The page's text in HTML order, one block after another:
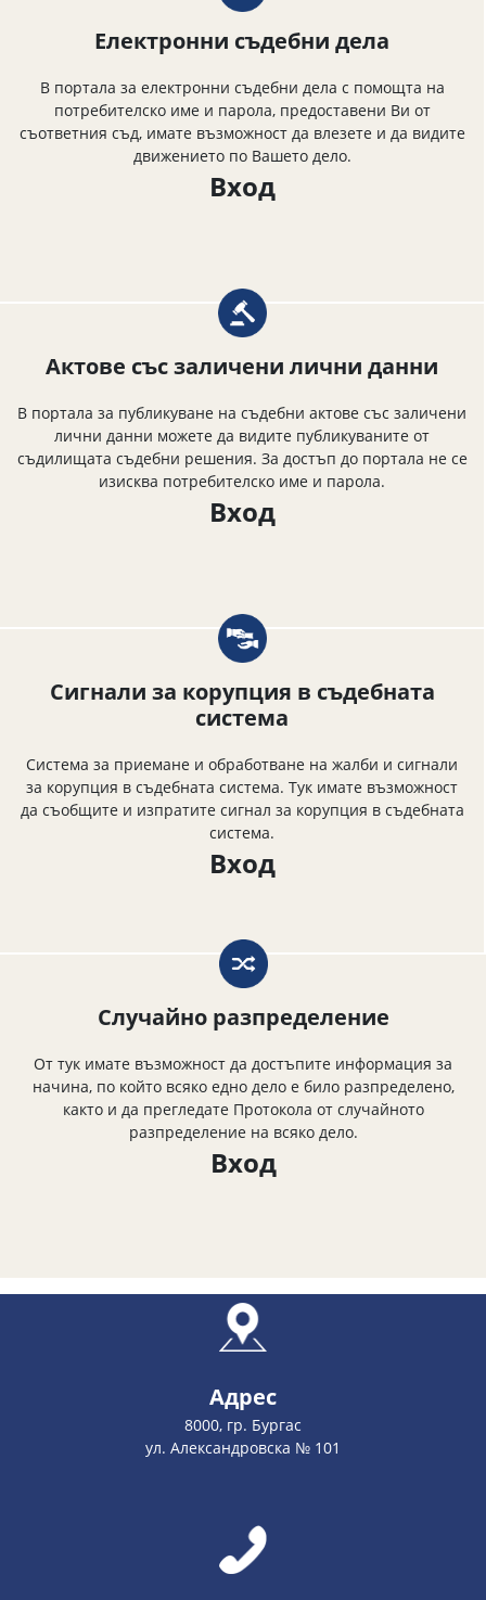
Електронни съдебни дела
В портала за електронни съдебни дела с помощта на
потребителско име и парола, предоставени Ви от
съответния съд, имате възможност да влезете и да видите
движението по Вашето дело.
Вход
Актове със заличени лични данни
В портала за публикуване на съдебни актове със заличени
лични данни можете да видите публикуваните от
съдилищата съдебни решения. За достъп до портала не се
изисква потребителско име и парола.
Вход
Сигнали за корупция в съдебната
система
Система за приемане и обработване на жалби и сигнали
за корупция в съдебната система. Тук имате възможност
да съобщите и изпратите сигнал за корупция в съдебната
система.
Вход
Случайно разпределение
От тук имате възможност да достъпите информация за
начина, по който всяко едно дело е било разпределено,
както и да прегледате Протокола от случайното
разпределение на всяко дело.
Вход
Адрес
8000, гр. Бургас
ул. Александровска № 101